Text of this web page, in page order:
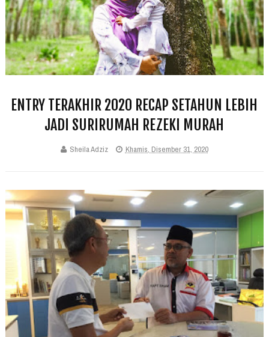
ENTRY TERAKHIR 2020 RECAP SETAHUN LEBIH
JADI SURIRUMAH REZEKI MURAH
Sheila Adziz Khamis, Disember 31, 2020